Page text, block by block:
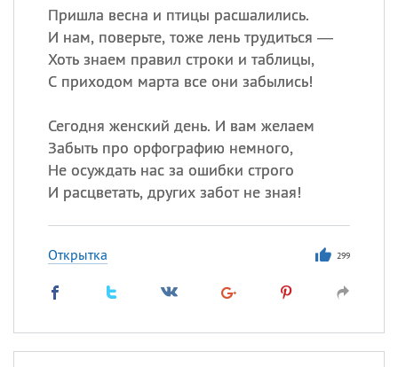
Пришла весна и птицы расшалились.
И нам, поверьте, тоже лень трудиться —
Хоть знаем правил строки и таблицы,
С приходом марта все они забылись!
Сегодня женский день. И вам желаем
Забыть про орфографию немного,
Не осуждать нас за ошибки строго
И расцветать, других забот не зная!
Открытка 299
09.08 День Дымняшки
ИМЕНА
Сегодня празднуют именины
Сергей, Теодор,
происхождение